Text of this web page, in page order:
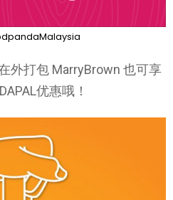
外打包 MarryBrown 也可享
优惠哦！